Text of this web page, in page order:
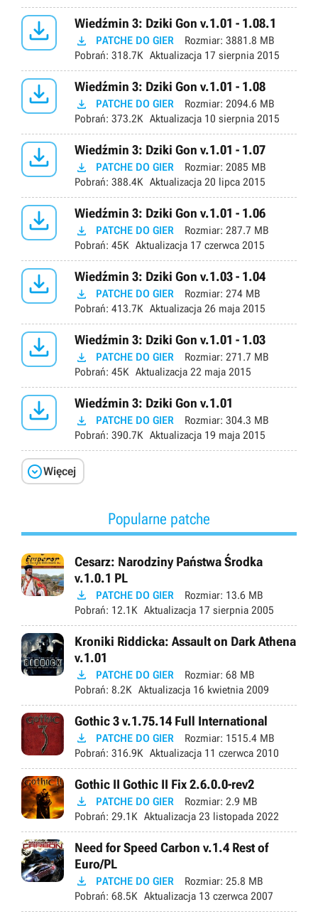
 Wiedźmin 3: Dziki Gon v.1.01 - 1.08.1
 PATCHE DO GIER Rozmiar: 3881.8 MB
Pobrań: 318.7K Aktualizacja 17 sierpnia 2015
 Wiedźmin 3: Dziki Gon v.1.01 - 1.08
 PATCHE DO GIER Rozmiar: 2094.6 MB
Pobrań: 373.2K Aktualizacja 10 sierpnia 2015
 Wiedźmin 3: Dziki Gon v.1.01 - 1.07
 PATCHE DO GIER Rozmiar: 2085 MB
Pobrań: 388.4K Aktualizacja 20 lipca 2015
 Wiedźmin 3: Dziki Gon v.1.01 - 1.06
 PATCHE DO GIER Rozmiar: 287.7 MB
Pobrań: 45K Aktualizacja 17 czerwca 2015
 Wiedźmin 3: Dziki Gon v.1.03 - 1.04
 PATCHE DO GIER Rozmiar: 274 MB
Pobrań: 413.7K Aktualizacja 26 maja 2015
 Wiedźmin 3: Dziki Gon v.1.01 - 1.03
 PATCHE DO GIER Rozmiar: 271.7 MB
Pobrań: 45K Aktualizacja 22 maja 2015
 Wiedźmin 3: Dziki Gon v.1.01
 PATCHE DO GIER Rozmiar: 304.3 MB
Pobrań: 390.7K Aktualizacja 19 maja 2015
Więcej
Popularne patche
Cesarz: Narodziny Państwa Środka
v.1.0.1 PL
 PATCHE DO GIER Rozmiar: 13.6 MB
Pobrań: 12.1K Aktualizacja 17 sierpnia 2005
Kroniki Riddicka: Assault on Dark Athena
v.1.01
 PATCHE DO GIER Rozmiar: 68 MB
Pobrań: 8.2K Aktualizacja 16 kwietnia 2009
Gothic 3 v.1.75.14 Full International
 PATCHE DO GIER Rozmiar: 1515.4 MB
Pobrań: 316.9K Aktualizacja 11 czerwca 2010
Gothic II Gothic II Fix 2.6.0.0-rev2
 PATCHE DO GIER Rozmiar: 2.9 MB
Pobrań: 29.1K Aktualizacja 23 listopada 2022
Need for Speed Carbon v.1.4 Rest of
Euro/PL
 PATCHE DO GIER Rozmiar: 25.8 MB
Pobrań: 68.5K Aktualizacja 13 czerwca 2007